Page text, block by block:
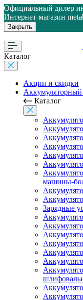
Официальный дилер
Интернет-магазин
Закрыть
Каталог
Акции и скидки
Каталог
машины-
Зарядные